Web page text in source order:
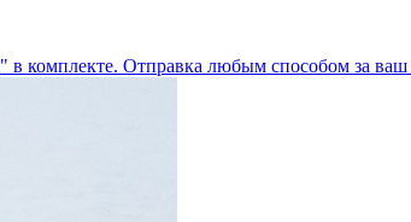
комплекте. Отправка любым способом за